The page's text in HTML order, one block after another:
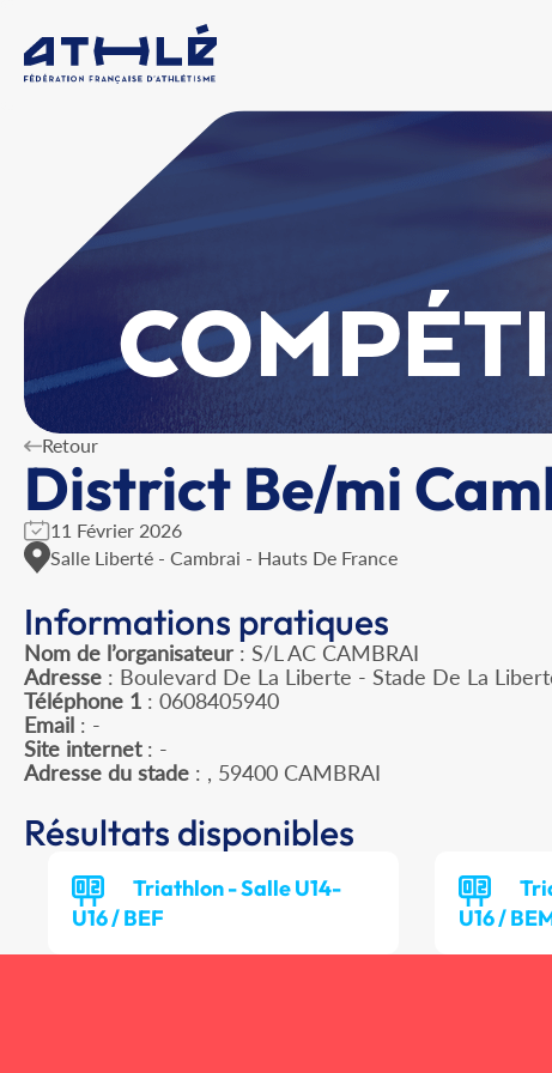
Retour
District Be/mi
11 Février 2026
Salle Liberté - Cambrai - Hauts De France
Informations pratiques
Nom de l’organisateur : S/L AC CAMBRAI
Adresse : Boulevard De La Liberte - Stade De La
Téléphone 1 : 0608405940
Email : -
Site internet: -
Adresse du stade : , 59400 CAMBRAI
Résultats disponibles
Triathlon - Salle U14-
U16 / BEF
U16 /